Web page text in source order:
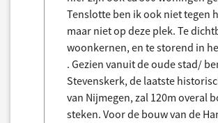
Tenslotte ben ik ook niet tegen
maar niet op deze plek. Te
woonkernen, en te storend in
. Gezien vanuit de oude stad/
Stevenskerk, de laatste
van Nijmegen, zal 120m overal
steken. Voor de bouw van de